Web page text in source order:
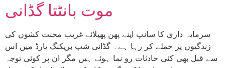
موت بانٹتا گڈانی
سرمایہ داری کا سانپ اپنے پھن پھیلائے غریب محنت کشوں کی
زندگیوں پر حملے کر رہا ہے۔ گڈانی شپ بریکنگ یارڈ میں اس
سے قبل بھی کئی حادثات رو نما ہوئے ہیں مگر ان پر کوئی توجہ